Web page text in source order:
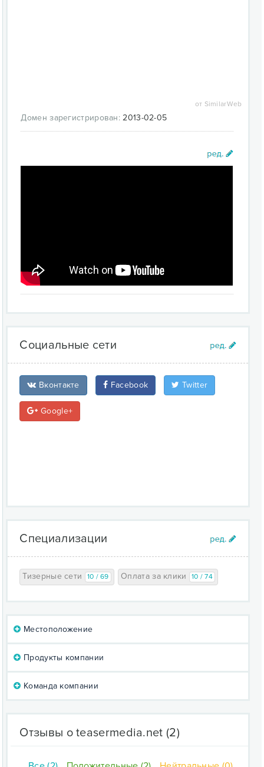
от SimilarWeb
Домен зарегистрирован: 2013-02-05
Социальные сети
Вконтакте Facebook Twitter
Google+
Специализации
Тизерные сети 10 / 69 Оплата за клики 10 / 74
Местоположение
Продукты компании
Команда компании
Отзывы о teasermedia.net (2)